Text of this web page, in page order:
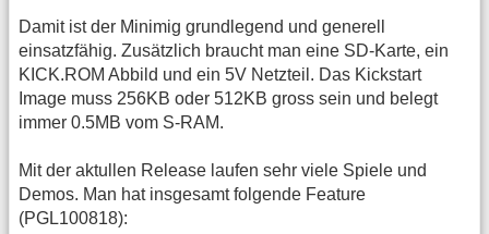
Damit ist der Minimig grundlegend und generell
einsatzfähig. Zusätzlich braucht man eine SD-Karte, ein
KICK.ROM Abbild und ein 5V Netzteil. Das Kickstart
Image muss 256KB oder 512KB gross sein und belegt
immer 0.5MB vom S-RAM.
Mit der aktullen Release laufen sehr viele Spiele und
Demos. Man hat insgesamt folgende Feature
(PGL100818):